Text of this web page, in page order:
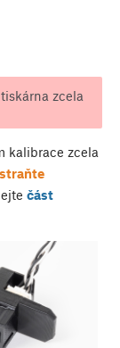
zcela
kalibrace zcela
část